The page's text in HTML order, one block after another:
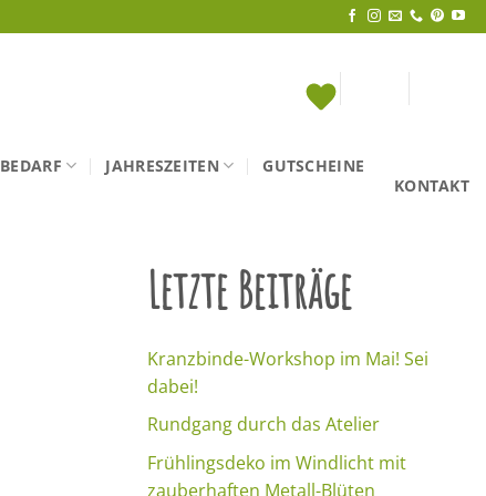
BEDARF JAHRESZEITEN
GUTSCHEINE
KONTAKT
Letzte Beiträge
Kranzbinde-Workshop im Mai! Sei
dabei!
Rundgang durch das Atelier
Frühlingsdeko im Windlicht mit
zauberhaften Metall-Blüten